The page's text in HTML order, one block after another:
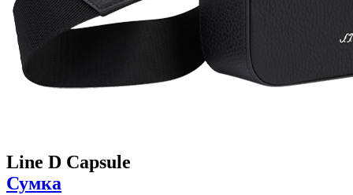
Line D Capsule
Сумка